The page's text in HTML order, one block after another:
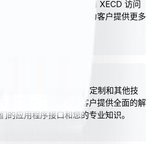
个很好的解决方案。使用 XECD 访问
。这将改进您的产品，为客户提供更多
些企业可能需要集成、定制和其他技
我们合作，您可以为客户提供全面的解
的应用程序接口和您的专业知识。